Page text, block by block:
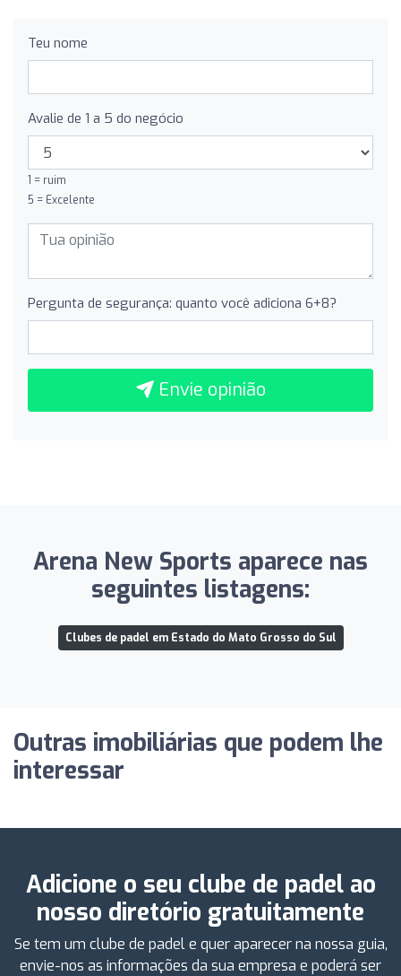
Teu nome
Avalie de 1 a 5 do negócio
1 = ruim
5 = Excelente
Pergunta de segurança: quanto você adiciona 6+8?
Envie opinião
Arena New Sports aparece nas
seguintes listagens:
Clubes de padel em Estado do Mato Grosso do Sul
Outras imobiliárias que podem lhe
interessar
Adicione o seu clube de padel ao
nosso diretório gratuitamente
Se tem um clube de padel e quer aparecer na nossa guia,
envie-nos as informações da sua empresa e poderá ser